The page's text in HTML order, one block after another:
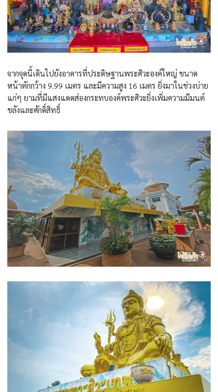
จากจุดนี้เดินไปยังอาคารที่ประดิษฐานพระศิวะองค์ใหญ่ ขนาด
หน้าตักกว้าง 9.99 เมตร และมีความสูง 16 เมตร ยิ่งมาในช่วงบ่าย
แก่ๆ ยามที่มีแสงแดดส่องกระทบองค์พระศิวะยิ่งเพิ่มความมีมนต์
ขลังและศักดิ์สิทธิ์